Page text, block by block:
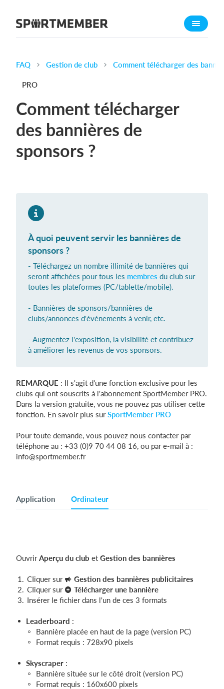
À propos de SportMember
Calendrier sportif
Collecte de cotisations
Module de site Web
FAQ Gestion de club Comment télécharger des
PRO
Comment télécharger
des bannières de
sponsors ?
À quoi peuvent servir les bannières de
sponsors ?
- Téléchargez un nombre illimité de bannières qui
seront affichées pour tous les membres du club sur
toutes les plateformes (PC/tablette/mobile).
- Bannières de sponsors/bannières de
clubs/annonces d'événements à venir, etc.
- Augmentez l'exposition, la visibilité et contribuez
à améliorer les revenus de vos sponsors.
REMARQUE : Il s'agit d'une fonction exclusive pour les
clubs qui ont souscrits à l'abonnement SportMember PRO.
Dans la version gratuite, vous ne pouvez pas utiliser cette
fonction. En savoir plus surSportMember PRO
Pour toute demande, vous pouvez nous contacter par
téléphone au : +33 (0)9 70 44 08 16, ou par e-mail à :
info@sportmember.fr
Application Ordinateur
OuvrirAperçu du club et Gestion des bannières
CIiquer sur
Gestion des bannières publicitaires
CIiquer sur
Télécharger une bannière
Insérer le fichier dans l'un de ces 3 formats
Leaderboard :
Bannière placée en haut de la page (version PC)
Format requis : 728x90 pixels
Skyscraper :
Bannière située sur le côté droit (version PC)
Format requis : 160x600 pixels